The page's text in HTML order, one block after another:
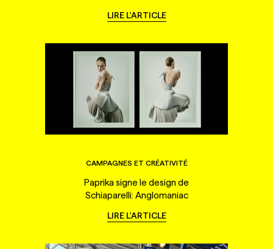
LIRE L'ARTICLE
CAMPAGNES ET CRÉATIVITÉ
Paprika signe le design de
Schiaparelli: Anglomaniac
LIRE L'ARTICLE